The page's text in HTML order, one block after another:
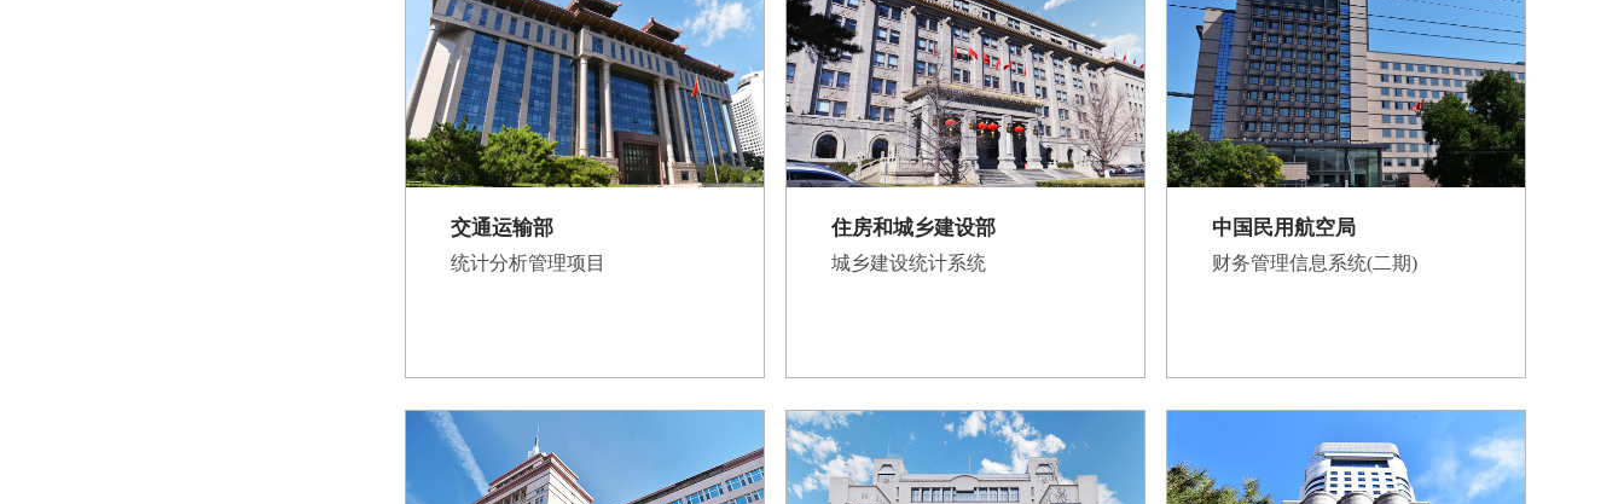
交通运输部
统计分析管理项目
住房和城乡建设部
城乡建设统计系统
中国民用航空局
财务管理信息系统(二期)